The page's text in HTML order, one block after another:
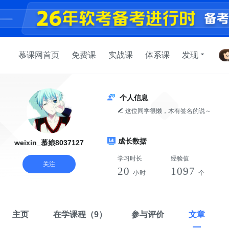
慕课网首页 免费课 实战课 体系课 发现
weixin_慕娘8037127
关注
个人信息
这位同学很懒，木有签名的说～
成长数据
学习时长
20 小时
经验值
1097 个
主页 在学课程 （9） 参与评价 文章